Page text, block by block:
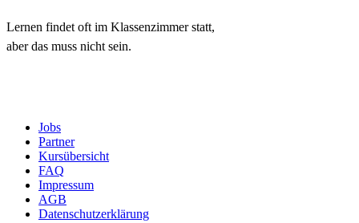
Lernen findet oft im Klassenzimmer statt,
aber das muss nicht sein.
Jobs
Partner
Kursübersicht
FAQ
Impressum
AGB
Datenschutzerklärung